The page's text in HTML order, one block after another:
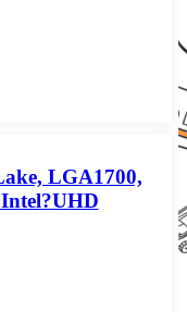
LGA1700,